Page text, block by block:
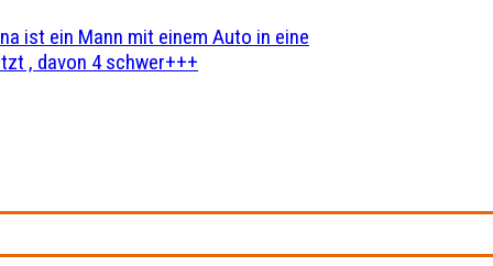
ist ein Mann mit einem Auto in eine
, davon 4 schwer+++